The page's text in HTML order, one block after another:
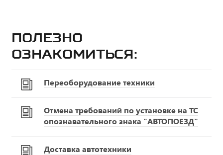
Полезно
ознакомиться:
Переоборудование техники
Отмена требований по установке на ТС
опознавательного знака "АВТОПОЕЗД"
Доставка автотехники